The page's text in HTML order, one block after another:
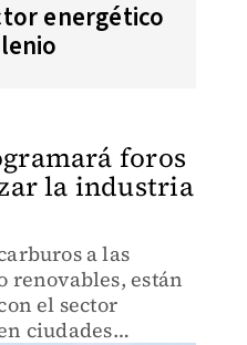
energético
foros
la industria
a las
renovables, están
el sector
ciudades